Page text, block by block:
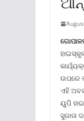
ଉପରେ
ଏହି
ୟୁପି